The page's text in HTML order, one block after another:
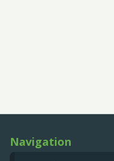
Navigation